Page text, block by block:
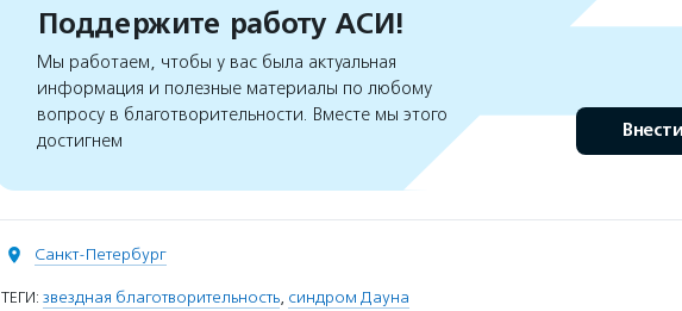
Поддержите работу АСИ!
Мы работаем, чтобы у вас была актуальная
информация и полезные материалы по любому
вопросу в благотворительности. Вместе мы этого
достигнем
Санкт-Петербург
ТЕГИ: звездная благотворительность, синдром Дауна